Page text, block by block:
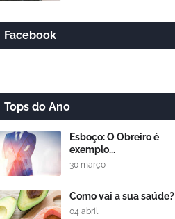
Facebook
Tops do Ano
Esboço: O Obreiro é
exemplo...
30 março
Como vai a sua saúde?
04 abril